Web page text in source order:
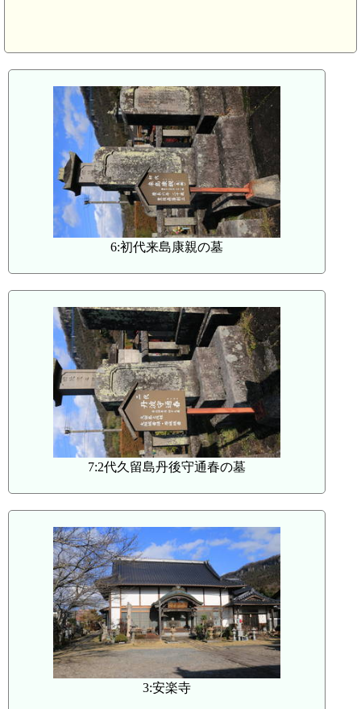
6:初代来島康親の墓
7:2代久留島丹後守通春の墓
3:安楽寺